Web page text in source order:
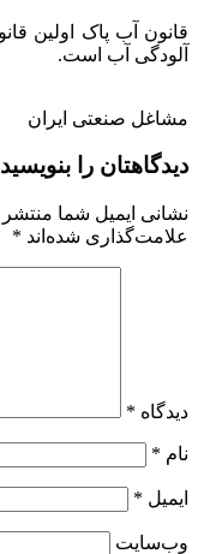
قانون آب پاک اولین
آلودگی آب است.
مشاغل صنعتی ایران
دیدگاهتان را بنویسید
نشانی ایمیل شما
علامت‌گذاری شده‌اند *
دیدگاه *
نام *
ایمیل *
وب‌سایت